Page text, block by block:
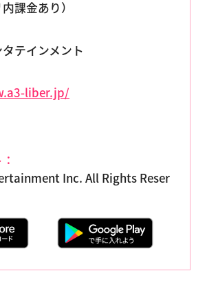
課金あり）
テインメント
liber.jp/
Inc. All Rights Reser